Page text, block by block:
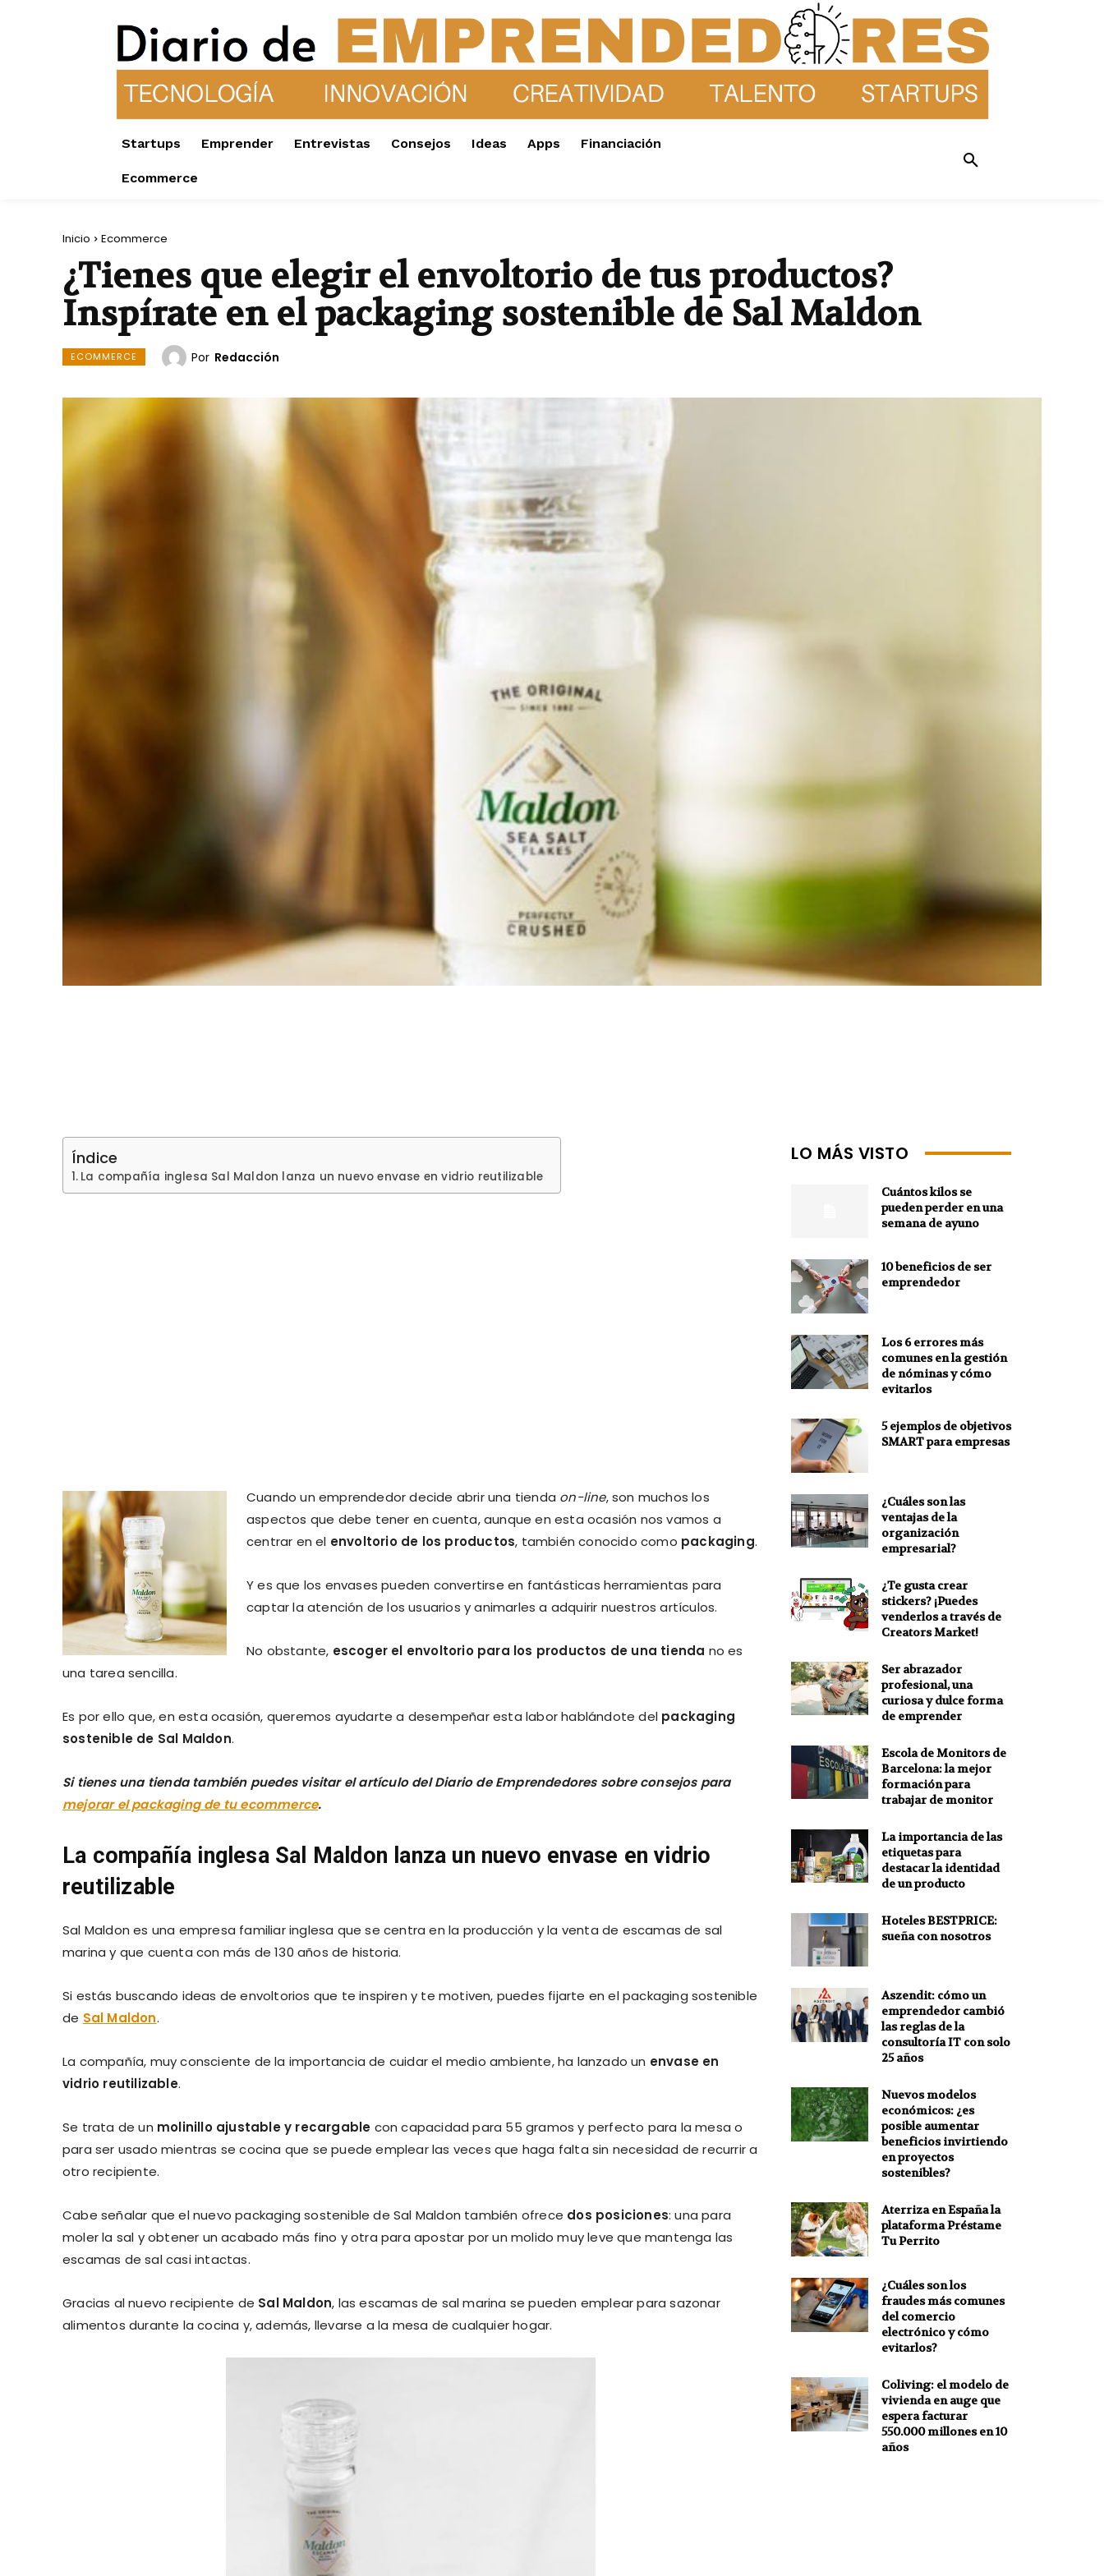
Startups Emprender Entrevistas Consejos Ideas Apps Financiación
Ecommerce
Inicio Ecommerce
¿Tienes que elegir el envoltorio de tus productos?
Inspírate en el packaging sostenible de Sal Maldon
ECOMMERCE Por Redacción
Índice
La compañía inglesa Sal Maldon lanza un nuevo envase en vidrio reutilizable
Cuando un emprendedor decide abrir una tienda on-line, son muchos los
aspectos que debe tener en cuenta, aunque en esta ocasión nos vamos a
centrar en el envoltorio de los productos, también conocido como packaging.
Y es que los envases pueden convertirse en fantásticas herramientas para
captar la atención de los usuarios y animarles a adquirir nuestros artículos.
No obstante, escoger el envoltorio para los productos de una tienda no es
una tarea sencilla.
Es por ello que, en esta ocasión, queremos ayudarte a desempeñar esta labor hablándote del packaging
sostenible de Sal Maldon.
Si tienes una tienda también puedes visitar el artículo del Diario de Emprendedores sobre consejos para
mejorar el packaging de tu ecommerce.
La compañía inglesa Sal Maldon lanza un nuevo envase en vidrio
reutilizable
Sal Maldon es una empresa familiar inglesa que se centra en la producción y la venta de escamas de sal
marina y que cuenta con más de 130 años de historia.
Si estás buscando ideas de envoltorios que te inspiren y te motiven, puedes fijarte en el packaging sostenible
de Sal Maldon.
La compañía, muy consciente de la importancia de cuidar el medio ambiente, ha lanzado un envase en
vidrio reutilizable.
Se trata de un molinillo ajustable y recargable con capacidad para 55 gramos y perfecto para la mesa o
para ser usado mientras se cocina que se puede emplear las veces que haga falta sin necesidad de recurrir a
otro recipiente.
Cabe señalar que el nuevo packaging sostenible de Sal Maldon también ofrece dos posiciones: una para
moler la sal y obtener un acabado más fino y otra para apostar por un molido muy leve que mantenga las
escamas de sal casi intactas.
Gracias al nuevo recipiente de Sal Maldon, las escamas de sal marina se pueden emplear para sazonar
alimentos durante la cocina y, además, llevarse a la mesa de cualquier hogar.
LO MÁS VISTO
Cuántos kilos se
pueden perder en una
semana de ayuno
10 beneficios de ser
emprendedor
Los 6 errores más
comunes en la gestión
de nóminas y cómo
evitarlos
5 ejemplos de objetivos
SMART para empresas
¿Cuáles son las
ventajas de la
organización
empresarial?
¿Te gusta crear
stickers? ¡Puedes
venderlos a través de
Creators Market!
Ser abrazador
profesional, una
curiosa y dulce forma
de emprender
Escola de Monitors de
Barcelona: la mejor
formación para
trabajar de monitor
La importancia de las
etiquetas para
destacar la identidad
de un producto
Hoteles BESTPRICE:
sueña con nosotros
Aszendit: cómo un
emprendedor cambió
las reglas de la
consultoría IT con solo
25 años
Nuevos modelos
económicos: ¿es
posible aumentar
beneficios invirtiendo
en proyectos
sostenibles?
Aterriza en España la
plataforma Préstame
Tu Perrito
¿Cuáles son los
fraudes más comunes
del comercio
electrónico y cómo
evitarlos?
Coliving: el modelo de
vivienda en auge que
espera facturar
550.000 millones en 10
años